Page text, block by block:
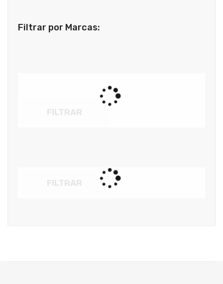
Filtrar por Marcas: